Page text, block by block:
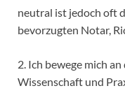
neutral ist jedoch oft
bevorzugten Notar,
2. Ich bewege mich
Wissenschaft und